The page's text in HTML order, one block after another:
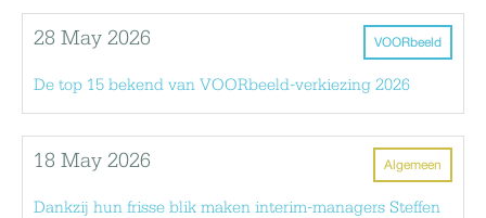
VOORbeeld
28 May 2026
De top 15 bekend van VOORbeeld-verkiezing 2026
Algemeen
18 May 2026
Dankzij hun frisse blik maken interim-managers Steffen